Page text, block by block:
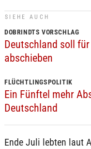
SIEHE AUCH
DOBRINDTS VORSCHLAG
Deutschland soll
abschieben
FLÜCHTLINGSPOLITIK
Ein Fünftel mehr
Deutschland
Ende Juli lebten laut